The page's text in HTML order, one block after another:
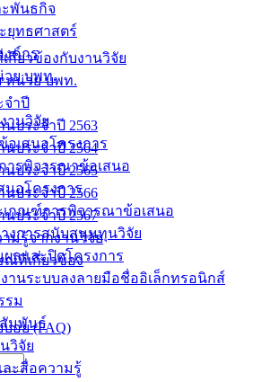
พันธกิจ
ยุทธศาสตร์
งค์กร
วย บพท.
านวิจัย
อเสนอโครงการ
ารพิจารณาข้อเสนอ
นอโครงการ
กณฑ์การพิจารณาข้อเสนอ
งการสนับสนุนทุนวิจัย
ผลและปิดโครงการ
านระบบลงลายมือชื่ออิเล็กทรอนิกส์
รม
มพันธ์
วิจัย
ะสื่อความรู้
กี่ยวข้องกับงานวิจัย
หน่วย บพท.
จำปี
นประจำปี 2563
นประจำปี 2564
นประจำปี 2565
นประจำปี 2566
นประจำปี 2567
มรู้จากงานวิจัย
ที่เกี่ยวข้อง
อย (FAQ)